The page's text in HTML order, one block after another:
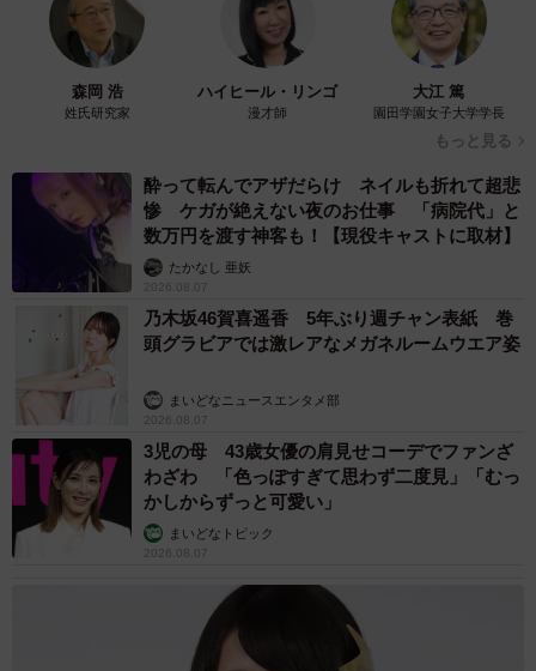
森岡 浩
姓氏研究家
ハイヒール・リンゴ
漫才師
大江 篤
園田学園女子大学学長
もっと見る
酔って転んでアザだらけ ネイルも折れて超悲
惨 ケガが絶えない夜のお仕事 「病院代」と
数万円を渡す神客も！【現役キャストに取材】
たかなし 亜妖
2026.08.07
乃木坂46賀喜遥香 5年ぶり週チャン表紙 巻
頭グラビアでは激レアなメガネルームウエア姿
まいどなニュースエンタメ部
2026.08.07
3児の母 43歳女優の肩見せコーデでファンざ
わざわ 「色っぽすぎて思わず二度見」「むっ
かしからずっと可愛い」
まいどなトピック
2026.08.07